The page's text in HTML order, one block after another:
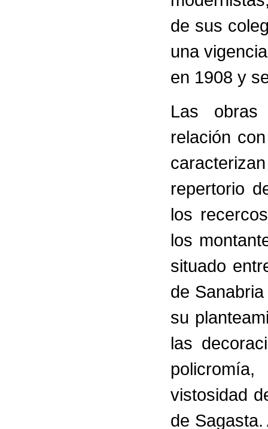
de sus
una
en 1908 y
Las
relación
repertorio
los
los
situado
de
su
las
vistosidad
de